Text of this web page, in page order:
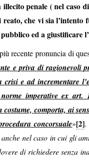
penale ( nel caso
che vi sia
ed a giustificare
recente pronuncia di
e priva di ragionevoli
e ad incrementare
imperative ex art.
comporta, ai
concorsuale»[2].
nel caso in cui gli
di richiedere senza